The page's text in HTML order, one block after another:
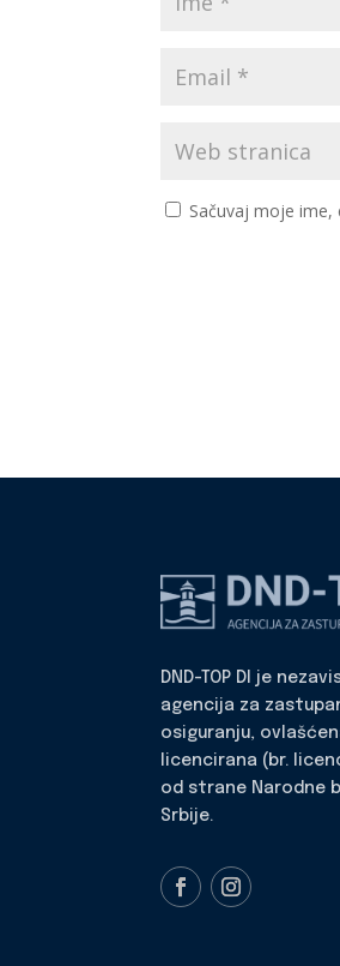
Sačuvaj moje
DND-TOP DI je
agencija za
osiguranju,
licencirana (br.
od strane Narodne
Srbije.